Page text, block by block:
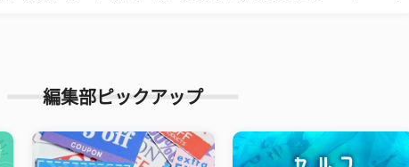
編集部ピックアップ